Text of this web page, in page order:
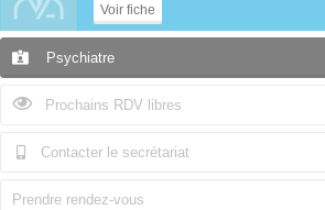
Voir fiche
Psychiatre
Prochains RDV libres
Contacter le secrétariat
Prendre rendez-vous